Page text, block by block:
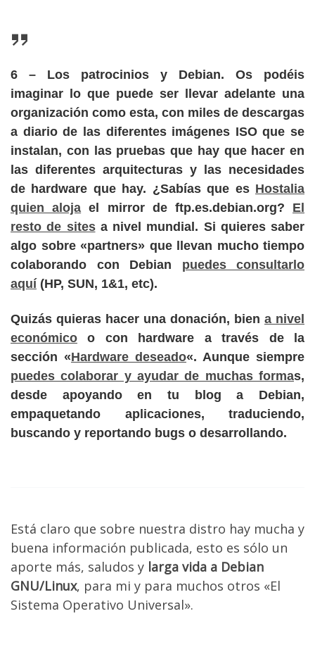
6 – Los patrocinios y Debian. Os podéis
imaginar lo que puede ser llevar adelante una
organización como esta, con miles de descargas
a diario de las diferentes imágenes ISOque se
instalan, con las pruebas que hay que hacer en
las diferentes arquitecturas y las necesidades
de hardware que hay. ¿Sabías que es Hostalia
quien aloja el mirror de ftp.es.debian.org? El
resto de sitesa nivel mundial. Si quieres saber
algo sobre «partners» que llevan mucho tiempo
colaborando con Debian puedes consultarlo
aquí (HP, SUN, 1&1, etc).
Quizás quieras hacer una donación, bien a nivel
económico o con hardware a través de la
sección «Hardware deseado«. Aunque siempre
puedes colaborar y ayudar de muchas formas,
desde apoyando en tu blog a Debian,
empaquetando aplicaciones, traduciendo,
buscando y reportando bugs o desarrollando.
Está claro que sobre nuestra distro hay mucha y
buena información publicada, esto es sólo un
aporte más, saludos y larga vida a Debian
GNU/Linux, para mi y para muchos otros «El
Sistema Operativo Universal».